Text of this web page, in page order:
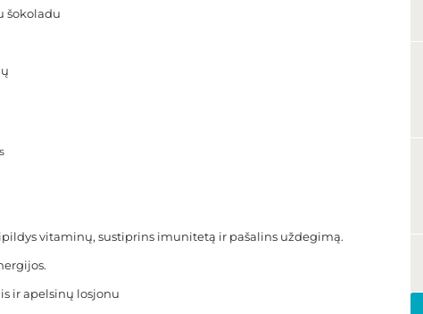
šokoladu
vitaminų, sustiprins imunitetą ir pašalins uždegimą.
ir apelsinų losjonu